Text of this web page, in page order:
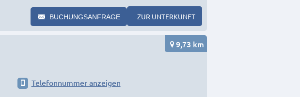
BUCHUNGSANFRAGE ZUR UNTERKUNFT
9,73 km
Telefonnummer anzeigen